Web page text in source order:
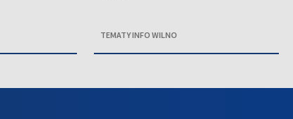
TEMATY INFO WILNO